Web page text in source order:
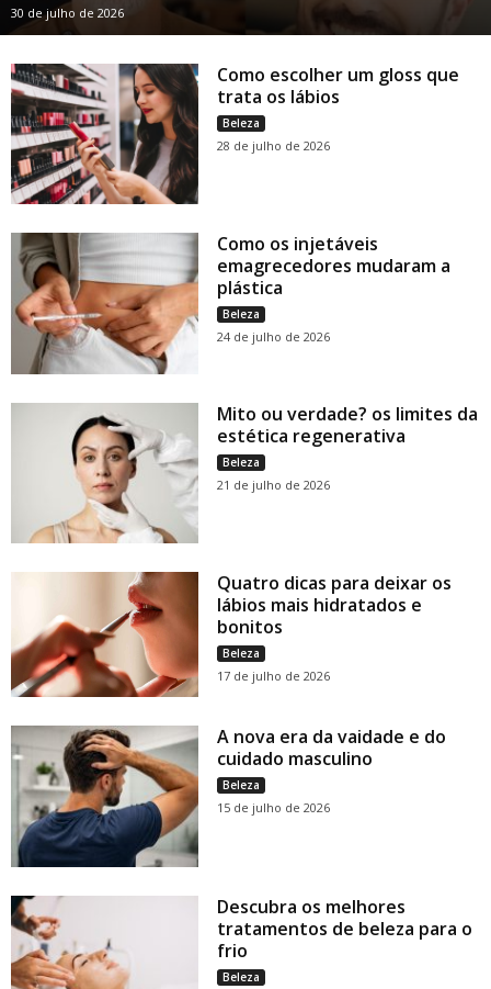
30 de julho de 2026
Como escolher um gloss que
trata os lábios
Beleza
28 de julho de 2026
Como os injetáveis
emagrecedores mudaram a
plástica
Beleza
24 de julho de 2026
Mito ou verdade? os limites da
estética regenerativa
Beleza
21 de julho de 2026
Quatro dicas para deixar os
lábios mais hidratados e
bonitos
Beleza
17 de julho de 2026
A nova era da vaidade e do
cuidado masculino
Beleza
15 de julho de 2026
Descubra os melhores
tratamentos de beleza para o
frio
Beleza